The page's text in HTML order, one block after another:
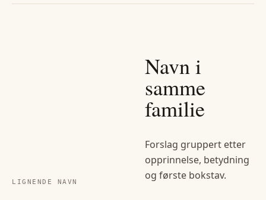
LIGNENDE NAVN
Navn i
samme
familie
Forslag gruppert etter
opprinnelse, betydning
og første bokstav.